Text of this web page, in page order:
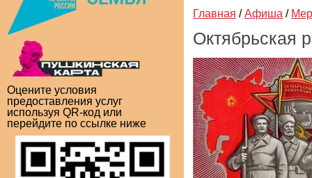
Оцените условия
предоставления услуг
используя QR-код или
перейдите по ссылке ниже
Главная / Афиша /
Октябрьская